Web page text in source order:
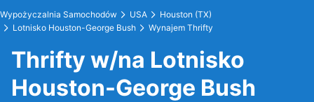
Wypożyczalnia Samochodów USA
Houston (TX)
Lotnisko Houston-George Bush
Wynajem Thrifty
Thrifty w/na Lotnisko
Houston-George Bush